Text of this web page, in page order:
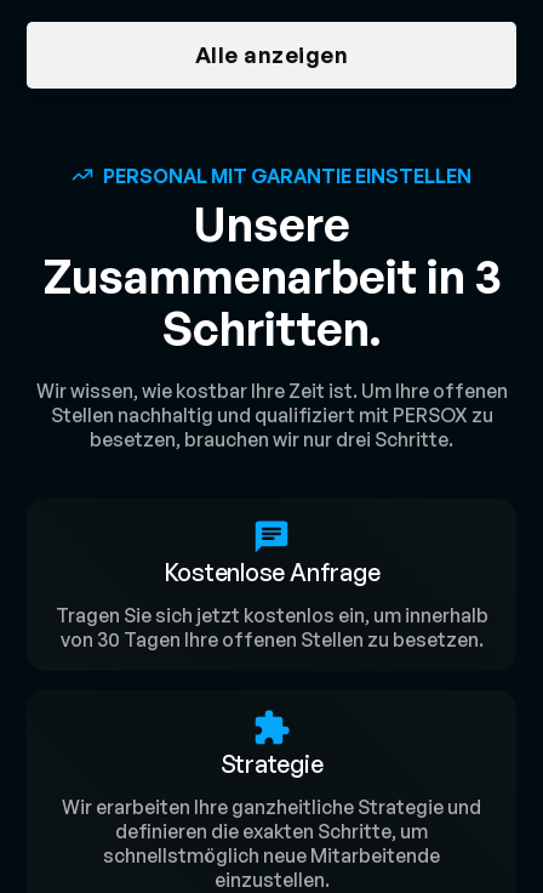
Alle anzeigen
PERSONAL MIT GARANTIE EINSTELLEN
Unsere
Zusammenarbeit in 3
Schritten.
Wir wissen, wie kostbar Ihre Zeit ist. Um Ihre offenen
Stellen nachhaltig und qualifiziert mit PERSOX zu
besetzen, brauchen wir nur drei Schritte.
Kostenlose Anfrage
Tragen Sie sich jetzt kostenlos ein, um innerhalb
von 30 Tagen Ihre offenen Stellen zu besetzen.
Strategie
Wir erarbeiten Ihre ganzheitliche Strategie und
definieren die exakten Schritte, um
schnellstmöglich neue Mitarbeitende
einzustellen.